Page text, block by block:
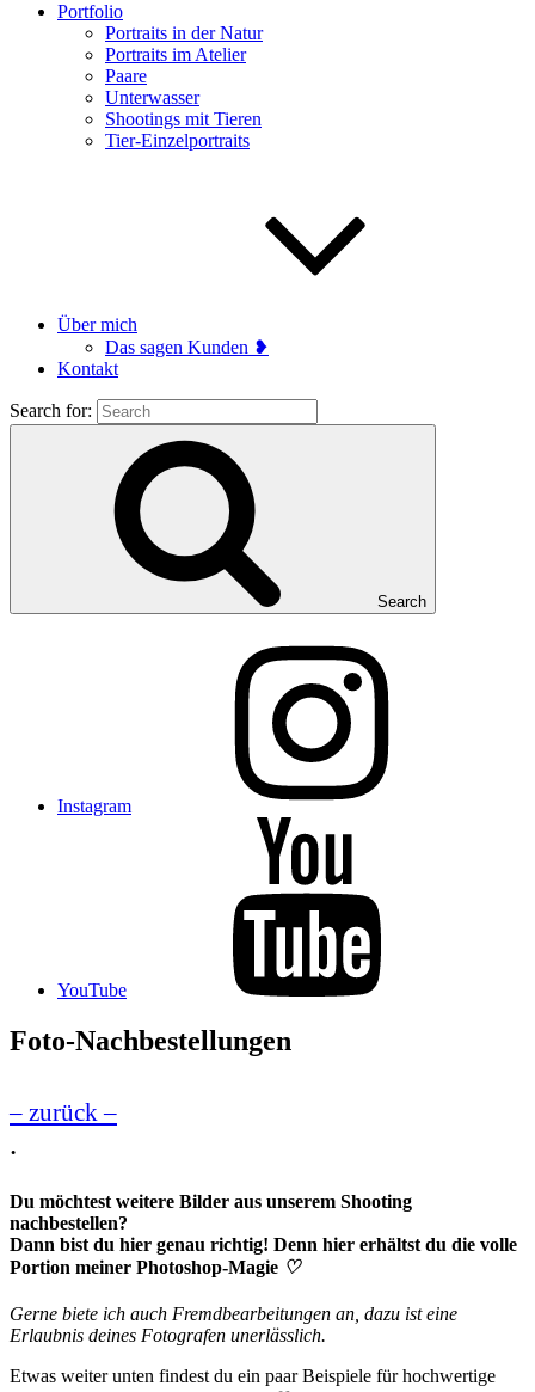
Portfolio
Portraits in der Natur
Portraits im Atelier
Paare
Unterwasser
Shootings mit Tieren
Tier-Einzelportraits
Über mich
Das sagen Kunden ❥
Kontakt
Search for:
Search
Instagram
YouTube
Foto-Nachbestellungen
– zurück –
.
Du möchtest weitere Bilder aus unserem Shooting
nachbestellen?
Dann bist du hier genau richtig! Denn hier erhältst du die volle
Portion meiner Photoshop-Magie ♡
Gerne biete ich auch Fremdbearbeitungen an, dazu ist eine
Erlaubnis deines Fotografen unerlässlich.
Etwas weiter unten findest du ein paar Beispiele für hochwertige